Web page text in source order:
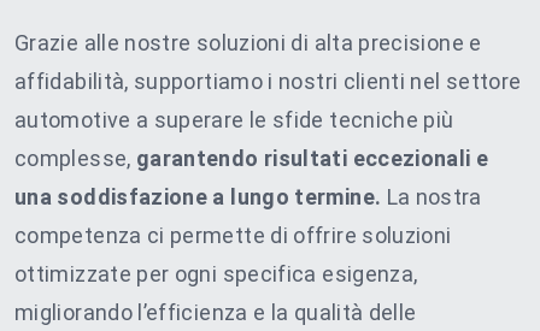
Grazie alle nostre soluzioni di alta precisione e
affidabilità, supportiamo i nostri clienti nel settore
automotive a superare le sfide tecniche più
complesse, garantendo risultati eccezionali e
una soddisfazione a lungo termine. La nostra
competenza ci permette di offrire soluzioni
ottimizzate per ogni specifica esigenza,
migliorando l’efficienza e la qualità delle